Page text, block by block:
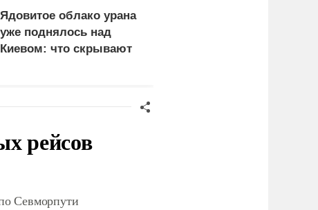
Ядовитое облако урана
уже поднялось над
Киевом: что скрывают
рейсов
Севморпути